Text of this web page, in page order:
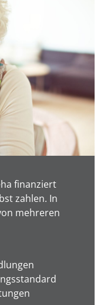
finanziert
zahlen. In
mehreren